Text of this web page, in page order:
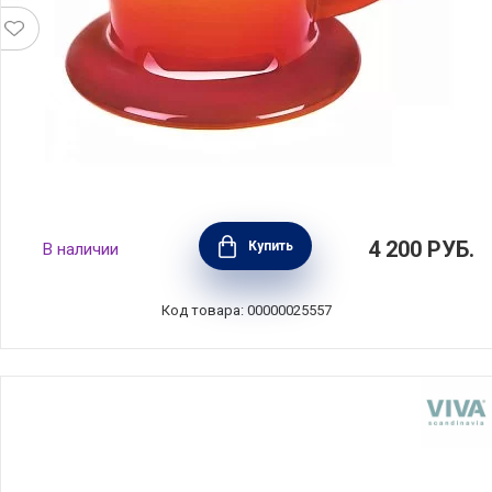
Фильтр для заваривания кофе пуровер,
материал керамика, цвет оранжевый, Le
Creuset, Франция, 61223000900005
В наличии Купить 4 200 РУБ.
Код товара: 00000025557